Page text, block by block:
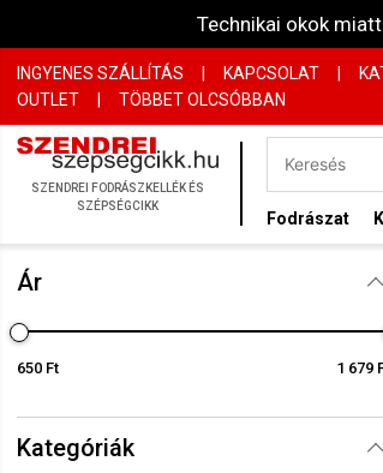
Technikai okok
INGYENES SZÁLLÍTÁS KAPCSOLAT
OUTLET
| TÖBBET OLCSÓBBAN
SZENDREI FODRÁSZKELLÉK ÉS
SZÉPSÉGCIKK
Fodrászat
Ár
650 Ft 1 679
Kategóriák